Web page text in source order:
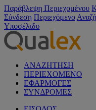
Παράβλεψη Περιεχομένου
Σύνδεση Περιεχόμενο
Υποσέλιδο
ΑΝΑΖΗΤΗΣΗ
ΠΕΡΙΕΧΟΜΕΝΟ
ΕΦΑΡΜΟΓΕΣ
ΣΥΝΔΡΟΜΕΣ